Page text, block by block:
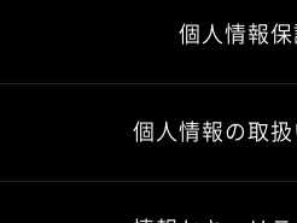
個人情報
個人情報の取